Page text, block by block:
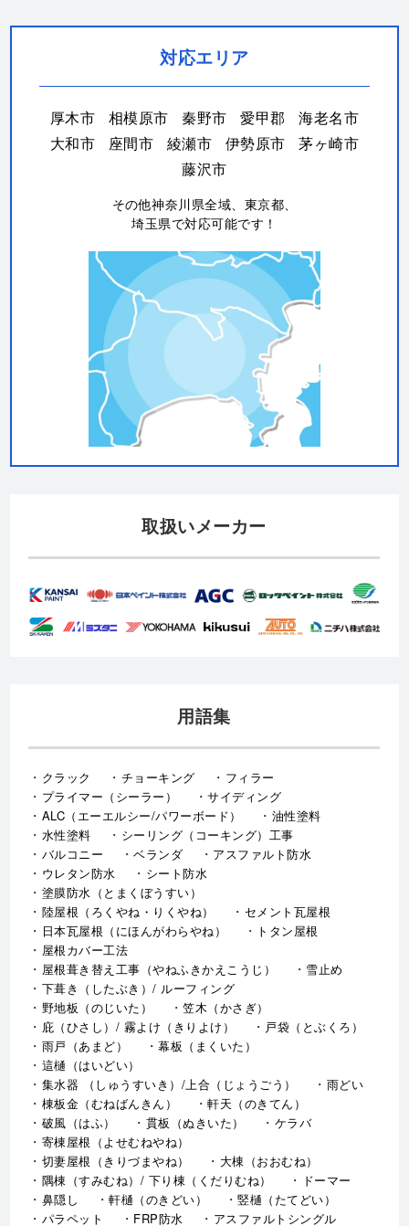
対応エリア
厚木市 相模原市 秦野市 愛甲郡
海老名市
大和市
座間市 綾瀬市 伊勢原市
茅ヶ崎市
藤沢市
その他神奈川県全域、東京都、
埼玉県で対応可能です！
取扱いメーカー
用語集
クラック チョーキング
フィラー
プライマー（シーラー）
サイディング
ALC（エーエルシー/パワーボード）
油性塗料
水性塗料
シーリング（コーキング）工事
バルコニー
ベランダ
アスファルト防水
ウレタン防水
シート防水
塗膜防水（とまくぼうすい）
陸屋根（ろくやね・りくやね）
セメント瓦屋根
日本瓦屋根（にほんがわらやね）
トタン屋根
屋根カバー工法
屋根葺き替え工事（やねふきかえこうじ）
雪止め
下葺き（したぶき）/ ルーフィング
野地板（のじいた）
笠木（かさぎ）
庇（ひさし）/ 霧よけ（きりよけ）
戸袋（とぶくろ）
雨戸（あまど）
幕板（まくいた）
這樋（はいどい）
集水器 （しゅうすいき）/上合（じょうごう）
雨どい
棟板金（むねばんきん）
軒天（のきてん）
破風（はふ）
貫板（ぬきいた）
ケラバ
寄棟屋根（よせむねやね）
切妻屋根（きりづまやね）
大棟（おおむね）
隅棟（すみむね）/ 下り棟（くだりむね）
ドーマー
鼻隠し
軒樋（のきどい）
竪樋（たてどい）
パラペット
FRP防水
アスファルトシングル